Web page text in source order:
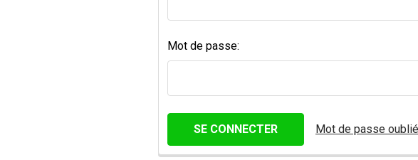
Mot de passe:
Mot de passe